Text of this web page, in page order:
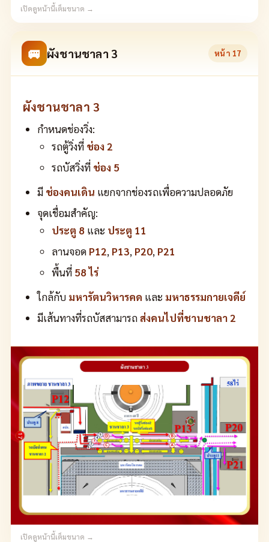
เปิดดูหน้านี้เต็มขนาด →
🚐 ผังชานชาลา 3 หน้า 17
ผังชานชาลา 3
กำหนดช่องวิ่ง:
รถตู้วิ่งที่ ช่อง 2
รถบัสวิ่งที่ ช่อง 5
มี ช่องคนเดิน แยกจากช่องรถเพื่อความปลอดภัย
จุดเชื่อมสำคัญ:
ประตู 8 และ ประตู 11
ลานจอด P12, P13, P20, P21
พื้นที่ 58 ไร่
ใกล้กับ มหารัตนวิหารคด และ มหาธรรมกายเจดีย์
มีเส้นทางที่รถบัสสามารถส่งคนไปที่ชานชาลา 2
เปิดดูหน้านี้เต็มขนาด →